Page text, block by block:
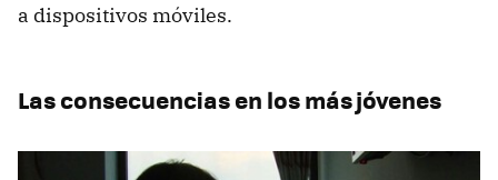
a dispositivos móviles.
Las consecuencias en los más jóvenes